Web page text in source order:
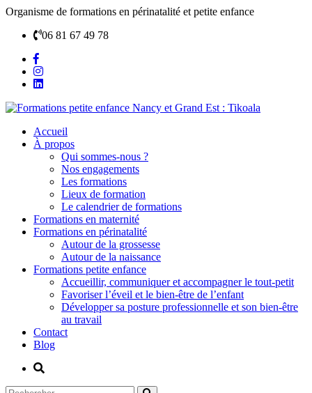
Organisme de formations en périnatalité et petite enfance
06 81 67 49 78
Accueil
À propos
Qui sommes-nous ?
Nos engagements
Les formations
Lieux de formation
Le calendrier de formations
Formations en maternité
Formations en périnatalité
Autour de la grossesse
Autour de la naissance
Formations petite enfance
Accueillir, communiquer et accompagner le tout-petit
Favoriser l’éveil et le bien-être de l’enfant
Développer sa posture professionnelle et son bien-être
au travail
Contact
Blog